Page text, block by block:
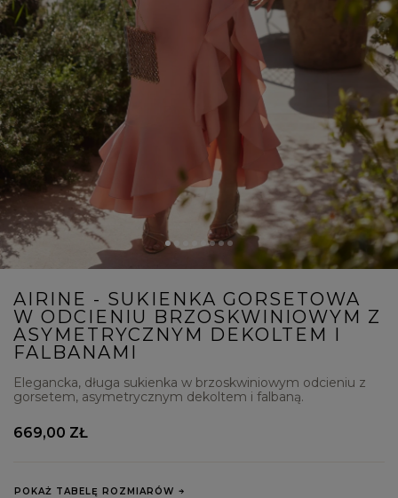
AIRINE - SUKIENKA GORSETOWA
W ODCIENIU BRZOSKWINIOWYM Z
ASYMETRYCZNYM DEKOLTEM I
FALBANAMI
Elegancka, długa sukienka w brzoskwiniowym odcieniu z
gorsetem, asymetrycznym dekoltem i falbaną.
POKAŻ TABELĘ ROZMIARÓW
669,00 ZŁ